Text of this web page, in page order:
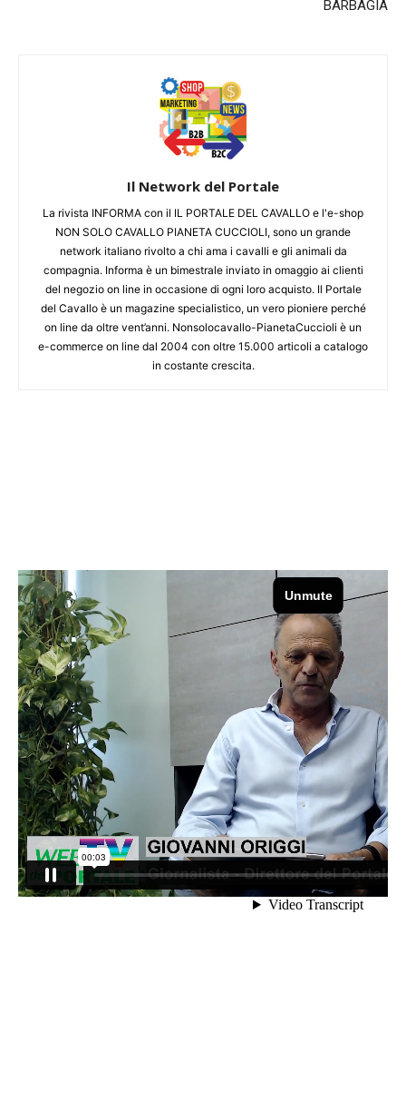
BARBAGIA
Il Network del Portale
La rivista INFORMA con il IL PORTALE DEL CAVALLO e l'e-shop
NON SOLO CAVALLO PIANETA CUCCIOLI, sono un grande
network italiano rivolto a chi ama i cavalli e gli animali da
compagnia. Informa è un bimestrale inviato in omaggio ai clienti
del negozio on line in occasione di ogni loro acquisto. Il Portale
del Cavallo è un magazine specialistico, un vero pioniere perché
on line da oltre vent’anni. Nonsolocavallo-PianetaCuccioli è un
e-commerce on line dal 2004 con oltre 15.000 articoli a catalogo
in costante crescita.